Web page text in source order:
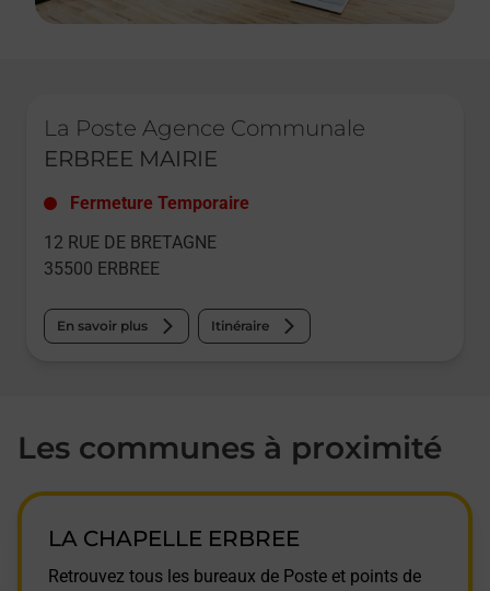
La Poste Agence Communale
ERBREE MAIRIE
Fermeture Temporaire
12 RUE DE BRETAGNE
35500 ERBREE
En savoir plus Itinéraire
Les communes à proximité
LA CHAPELLE ERBREE
Retrouvez tous les bureaux de Poste et points de